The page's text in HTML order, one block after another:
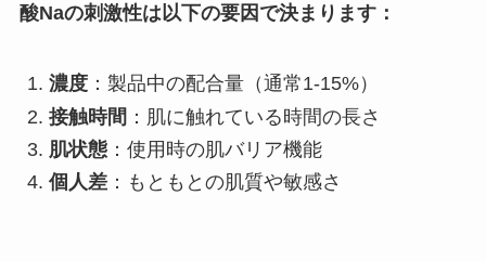
酸Naの刺激性は以下の要因で決まります：
濃度：製品中の配合量（通常1-15%）
接触時間 ：肌に触れている時間の長さ
肌状態：使用時の肌バリア機能
個人差：もともとの肌質や敏感さ